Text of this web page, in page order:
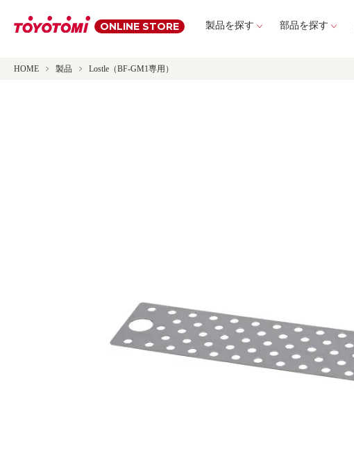
ONLINE STORE 製品を探す 部品を探す
HOME 製品 Lostle（BF-GM1専用）